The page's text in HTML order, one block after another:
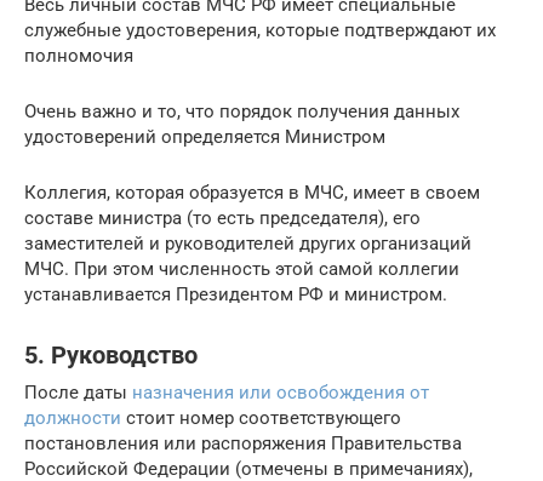
Весь личный состав МЧС РФ имеет специальные
служебные удостоверения, которые подтверждают их
полномочия
Очень важно и то, что порядок получения данных
удостоверений определяется Министром
Коллегия, которая образуется в МЧС, имеет в своем
составе министра (то есть председателя), его
заместителей и руководителей других организаций
МЧС. При этом численность этой самой коллегии
устанавливается Президентом РФ и министром.
5. Руководство
После даты назначения или освобождения от
должности стоит номер соответствующего
постановления или распоряжения Правительства
Российской Федерации (отмечены в примечаниях),